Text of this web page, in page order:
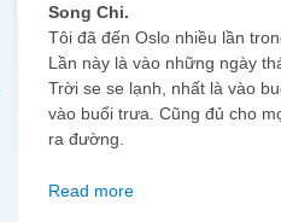
Song Chi.
Tôi đã đến Oslo nhiều lần
Lần này là vào những ngày
Trời se se lạnh, nhất là vào
vào buổi trưa. Cũng đủ cho
ra đường.
Read more